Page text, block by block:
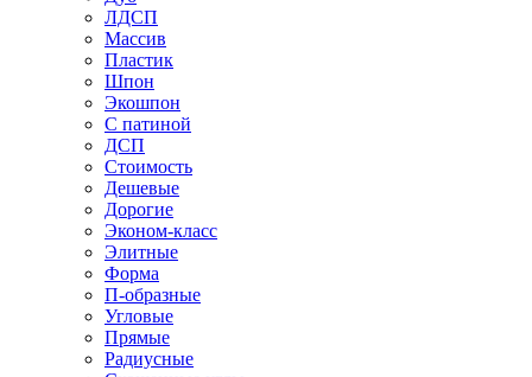
ЛДСП
Массив
Пластик
Шпон
Экошпон
С патиной
ДСП
Стоимость
Дешевые
Дорогие
Эконом-класс
Элитные
Форма
П-образные
Угловые
Прямые
Радиусные